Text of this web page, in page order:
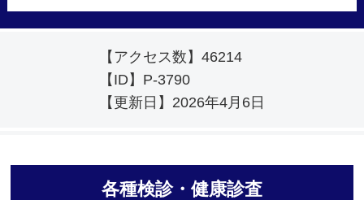
【アクセス数】 46214
【ID】 P-3790
【更新日】 2026年4月6日
各種検診・健康診査